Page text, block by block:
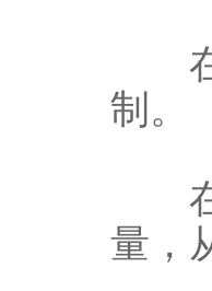
在
制。
在
量，